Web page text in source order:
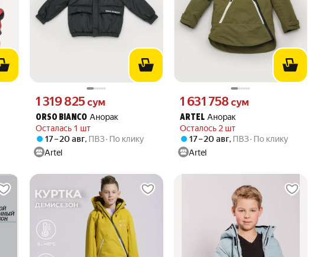
ORSO BIANCO Анорак
Осталась 1 шт
Цена 1319825 сум вместо
1 319 825 сум
17 – 20 авг, ПВЗ По клику
Artel
ARTEL Анорак
Осталось 2 шт
Цена 1631758 сум вместо
1 631 758 сум
17 – 20 авг, ПВЗ По клику
Artel